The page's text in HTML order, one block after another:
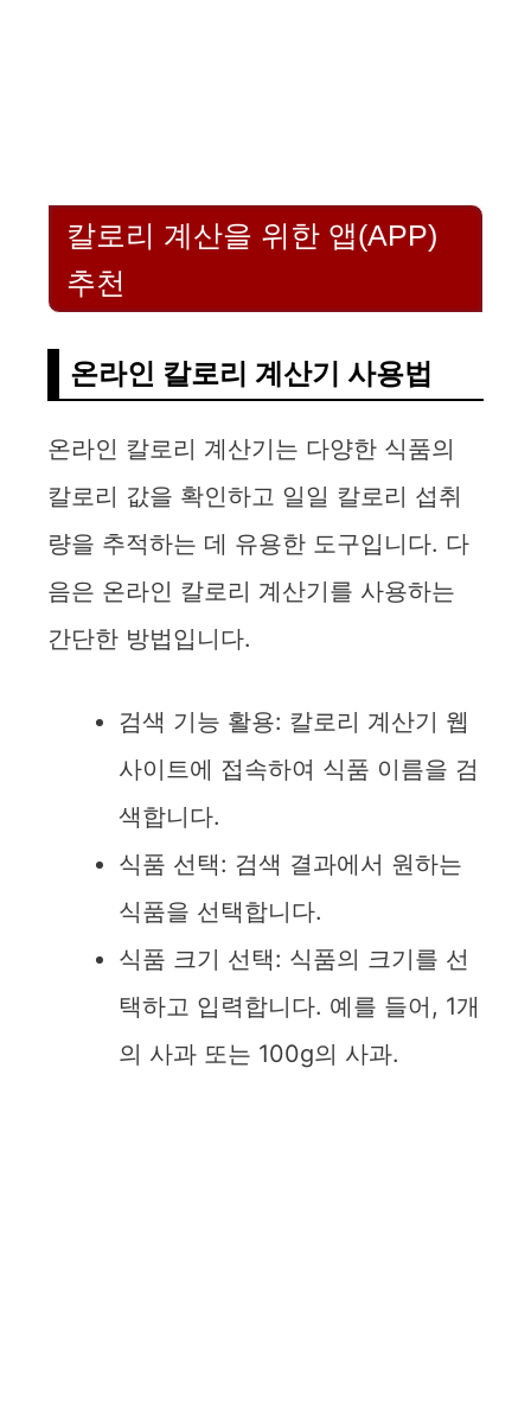
칼로리 계산을 위한 앱(APP)
추천
온라인 칼로리 계산기 사용법
온라인 칼로리 계산기는 다양한 식품의
칼로리 값을 확인하고 일일 칼로리 섭취
량을 추적하는 데 유용한 도구입니다. 다
음은 온라인 칼로리 계산기를 사용하는
간단한 방법입니다.
검색 기능 활용: 칼로리 계산기 웹
사이트에 접속하여 식품 이름을 검
색합니다.
식품 선택: 검색 결과에서 원하는
식품을 선택합니다.
식품 크기 선택: 식품의 크기를 선
택하고 입력합니다. 예를 들어, 1개
의 사과 또는 100g의 사과.